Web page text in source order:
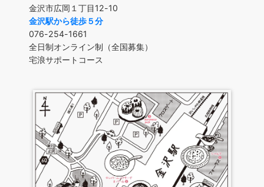
金沢市広岡１丁目12-10
金沢駅から徒歩５分
076-254-1661
全日制オンライン制（全国募集）
宅浪サポートコース